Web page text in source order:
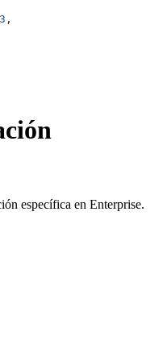
,
específica en Enterprise.